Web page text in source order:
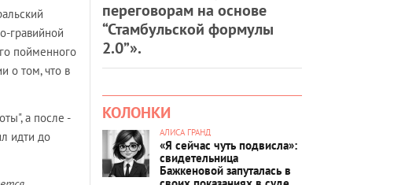
гравийной
пойменного
о том, что в
а после -
идти до
переговорам на основе
“Стамбульской формулы
2.0”».
КОЛОНКИ
АЛИСА ГРАНД
«Я сейчас чуть подвисла»:
свидетельница
Бажкеновой запуталась в